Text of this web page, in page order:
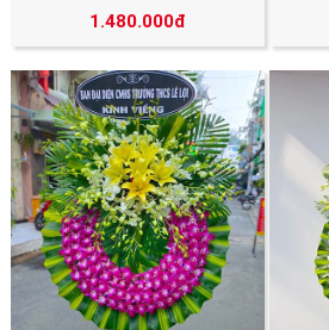
1.480.000đ